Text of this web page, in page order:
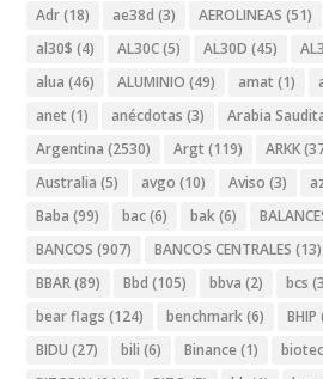
Adr(18) ae38d (3) AEROLINEAS (51)
al30$ (4) AL30C(5) AL30D (45)
alua (46) ALUMINIO (49) amat (1)
anet (1) anécdotas (3) Arabia
Argentina (2530) Argt (119) ARKK
Australia (5) avgo (10) Aviso (3)
Baba (99) bac(6) bak(6)
BANCOS (907) BANCOS CENTRALES (13)
BBAR(89) Bbd (105) bbva (2) bcs
bear flags (124) benchmark(6) BHIP
BIDU (27) bili (6) Binance (1)